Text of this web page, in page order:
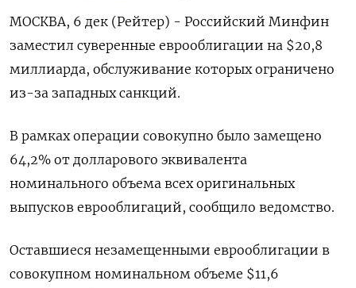
МОСКВА, 6 дек (Рейтер) - Российский Минфин
заместил суверенные еврооблигации на $20,8
миллиарда, обслуживание которых ограничено
из-за западных санкций.
В рамках операции совокупно было замещено
64,2% от долларового эквивалента
номинального объема всех оригинальных
выпусков еврооблигаций, сообщило ведомство.
Оставшиеся незамещенными еврооблигации в
совокупном номинальном объеме $11,6